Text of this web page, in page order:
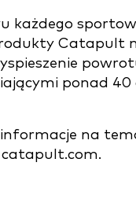
Catapult
ponad
na